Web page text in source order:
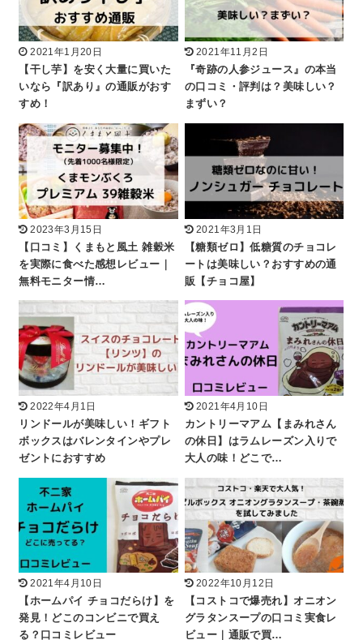
2021年1月20日
【干し芋】を安く大量に買いた
いなら『訳あり』の通販がおす
すめ！
2021年11月2日
『奇跡の人参ジュース』の本当
の口コミ・評判は？美味しい？
まずい？
2023年3月15日
【口コミ】くまもと風土 雑穀米
を実際に食べた感想レビュー｜
無料モニター情…
2021年3月1日
【糖類ゼロ】低糖質のチョコレ
ートは美味しい？おすすめの通
販【チョコ屋】
2022年4月1日
リンドールが美味しい！ギフト
ボックスはバレンタインやプレ
ゼントにおすすめ
2021年4月10日
カントリーマアム【まみれさん
の休日】はラムレーズン入りで
大人の味！どこで…
2021年4月10日
【ホームパイ チョコだらけ】を
発見！どこのコンビニで買え
る？口コミレビュー
2022年10月12日
【コストコで爆売れ】オニオン
グラタンスープの口コミ実食レ
ビュー｜通販で買…